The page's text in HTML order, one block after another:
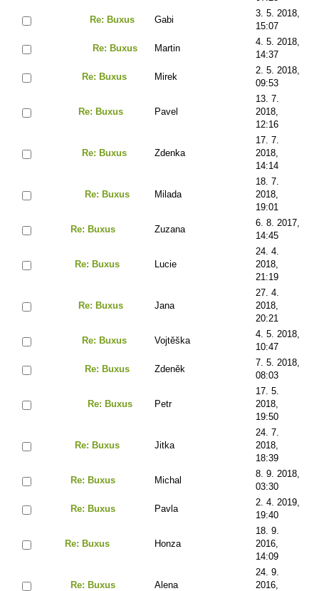
Re: Buxus Gabi
3. 5. 2018,
15:07
Re: Buxus Martin
4. 5. 2018,
14:37
Re: Buxus Mirek
2. 5. 2018,
09:53
Re: Buxus Pavel
13. 7.
2018,
12:16
Re: Buxus Zdenka
17. 7.
2018,
14:14
Re: Buxus Milada
18. 7.
2018,
19:01
Re: Buxus Zuzana
6. 8. 2017,
14:45
Re: Buxus Lucie
24. 4.
2018,
21:19
Re: Buxus Jana
27. 4.
2018,
20:21
Re: Buxus Vojtěška
4. 5. 2018,
10:47
Re: Buxus Zdeněk
7. 5. 2018,
08:03
Re: Buxus Petr
17. 5.
2018,
19:50
Re: Buxus Jitka
24. 7.
2018,
18:39
Re: Buxus Michal
8. 9. 2018,
03:30
Re: Buxus Pavla
2. 4. 2019,
19:40
Re: Buxus Honza
18. 9.
2016,
14:09
Re: Buxus Alena
24. 9.
2016,